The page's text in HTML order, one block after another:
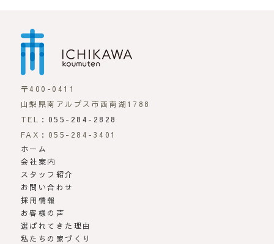
〒400-0411
山梨県南アルプス市西南湖1788
TEL： 055-284-2828
FAX：055-284-3401
ホーム
会社案内
スタッフ紹介
お問い合わせ
採用情報
お客様の声
選ばれてきた理由
私たちの家づくり